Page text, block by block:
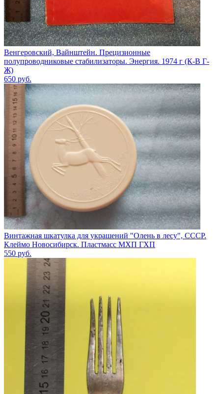
Венгеровский, Вайнштейн. Прецизионные
полупроводниковые стабилизаторы. Энергия. 1974 г (К-В Г-
Ж)
650 руб.
Винтажная шкатулка для украшений "Олень в лесу", СССР.
Клеймо Новосибирск. Пластмасс МХП ГХП
550 руб.